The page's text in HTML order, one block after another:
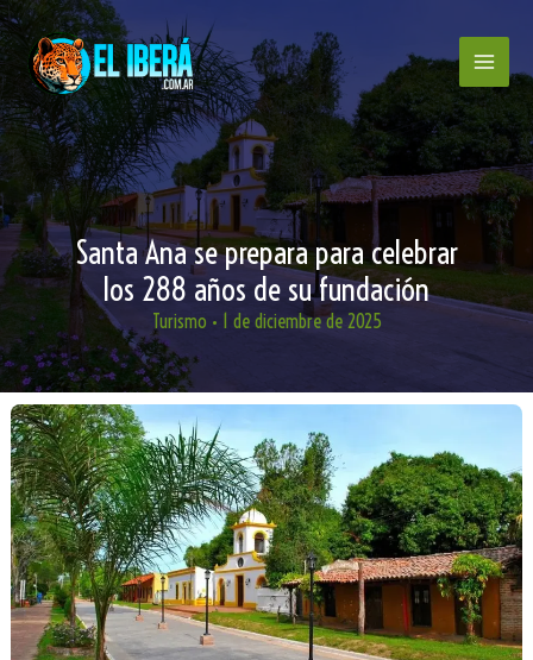
Ir
al
contenido
Santa Ana se prepara para celebrar
los 288 años de su fundación
Turismo • 1 de diciembre de 2025